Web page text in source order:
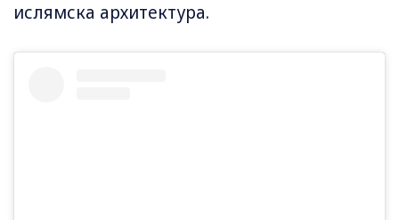
ислямска архитектура.